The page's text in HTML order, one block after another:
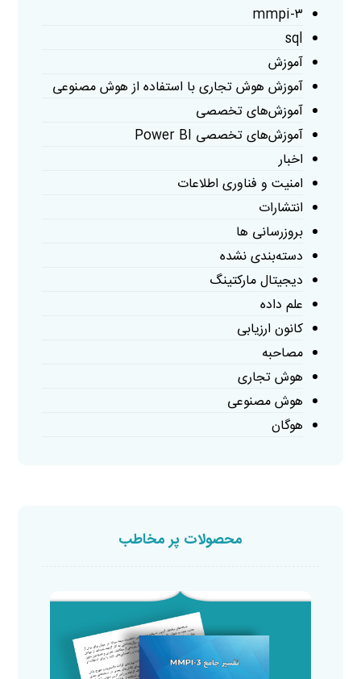
mmpi-۳
sql
آموزش
آموزش هوش تجاری با استفاده از هوش مصنوعی
آموزش‌های تخصصی
آموزش‌های تخصصی Power BI
اخبار
امنیت و فناوری اطلاعات
انتشارات
بروزرسانی ها
دسته‌بندی نشده
دیجیتال مارکتینگ
علم داده
کانون ارزیابی
مصاحبه
هوش تجاری
هوش مصنوعی
هوگان
محصولات پر مخاطب